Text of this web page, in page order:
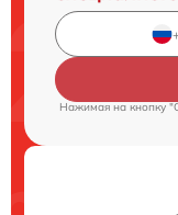
Нажимая на кнопку